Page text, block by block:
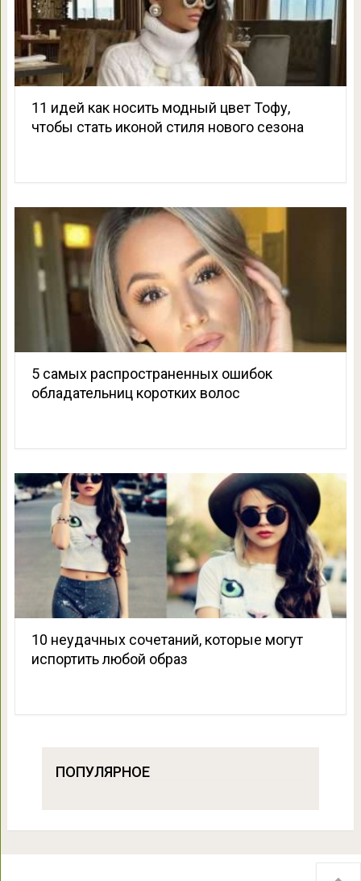
11 идей как носить модный цвет Тофу,
чтобы стать иконой стиля нового сезона
5 самых распространенных ошибок
обладательниц коротких волос
10 неудачных сочетаний, которые могут
испортить любой образ
ПОПУЛЯРНОЕ